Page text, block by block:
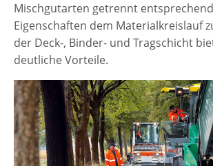
Mischgutarten getrennt
Eigenschaften dem Materialkreislauf
der Deck-, Binder- und Tragschicht
deutliche Vorteile.